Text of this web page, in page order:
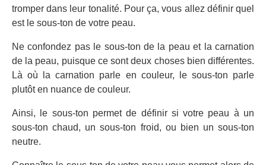
tromper dans leur tonalité. Pour ça, vous allez définir quel
est le sous-ton de votre peau.
Ne confondez pas le sous-ton de la peau et la carnation
de la peau, puisque ce sont deux choses bien différentes.
Là où la carnation parle en couleur, le sous-ton parle
plutôt en nuance de couleur.
Ainsi, le sous-ton permet de définir si votre peau à un
sous-ton chaud, un sous-ton froid, ou bien un sous-ton
neutre.